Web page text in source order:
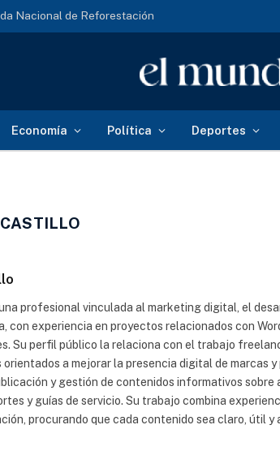
Nacional de Reforestación
Economía Política Deportes
profesional vinculada al marketing digital, el
con experiencia en proyectos relacionados con
Su perfil público la relaciona con el trabajo
a mejorar la presencia digital de marcas y
y gestión de contenidos informativos sobre
y guías de servicio. Su trabajo combina
procurando que cada contenido sea claro, útil y